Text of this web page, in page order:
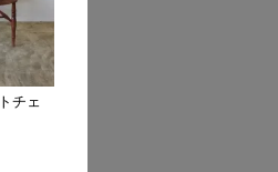
チェ